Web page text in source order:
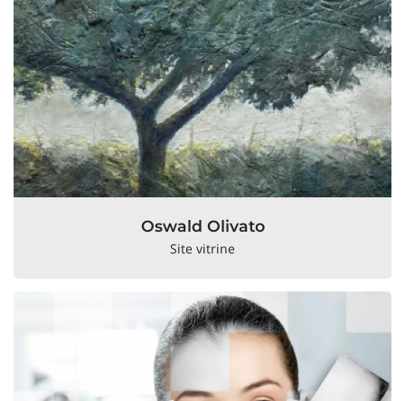
Oswald Olivato
Site vitrine